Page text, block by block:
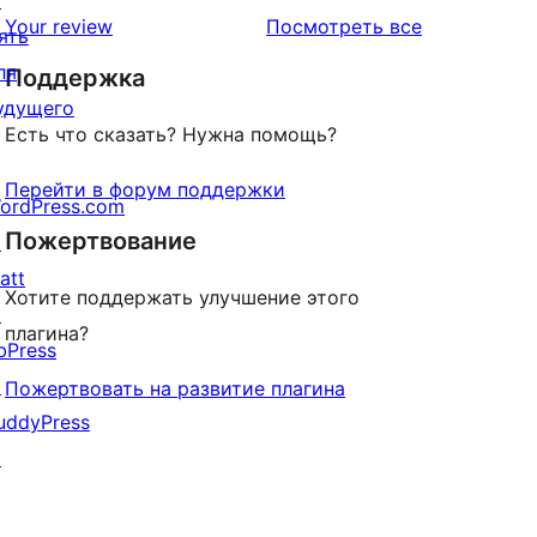
звездный
Your review Посмотреть всеотзывы
Поддержка
Есть что сказать? Нужна помощь?
Перейти в форум поддержки
Пожертвование
Хотите поддержать улучшение этого
плагина?
Пожертвовать на развитие плагина